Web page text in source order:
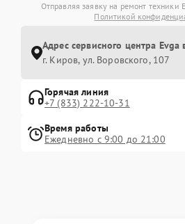
Отправляя заявку на ремонт техники
Политикой
Адрес сервисного центра Evga
г. Киров, ул. Воровского, 107
Горячая линия
+7 (833) 222-10-31
Время работы
Ежедневно с 9:00 до 21:00